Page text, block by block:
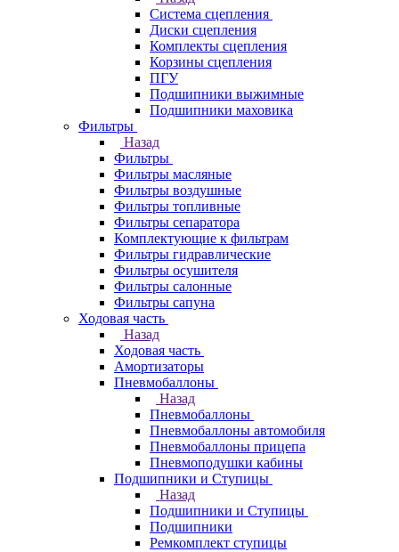
Система сцепления
Диски сцепления
Комплекты сцепления
Корзины сцепления
ПГУ
Подшипники выжимные
Подшипники маховика
Фильтры
Назад
Фильтры
Фильтры масляные
Фильтры воздушные
Фильтры топливные
Фильтры сепаратора
Комплектующие к фильтрам
Фильтры гидравлические
Фильтры осушителя
Фильтры салонные
Фильтры сапуна
Ходовая часть
Назад
Ходовая часть
Амортизаторы
Пневмобаллоны
Назад
Пневмобаллоны
Пневмобаллоны автомобиля
Пневмобаллоны прицепа
Пневмоподушки кабины
Подшипники и Ступицы
Назад
Подшипники и Ступицы
Подшипники
Ремкомплект ступицы